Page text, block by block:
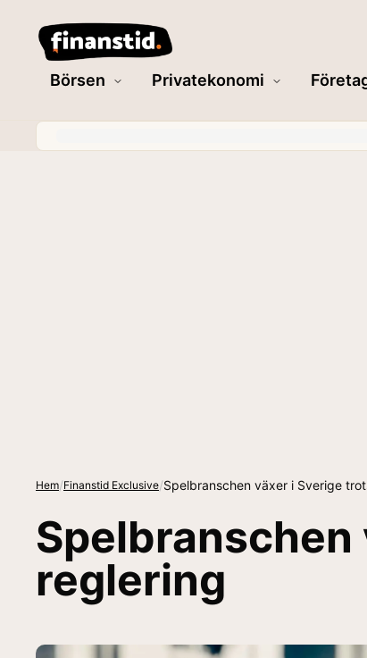
Börsen Privatekonomi
Hem/Finanstid Exclusive/Spelbranschen växer i Sverige
reglering